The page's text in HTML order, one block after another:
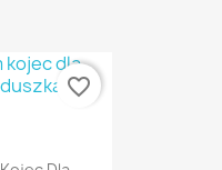
favorite_border